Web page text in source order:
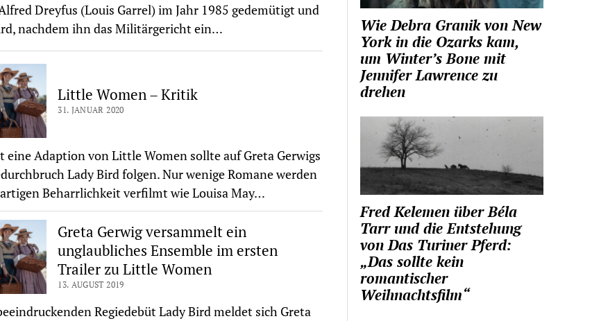
Dreyfus (Louis Garrel) im Jahr 1985 gedemütigt und
nachdem ihn das Militärgericht ein…
Little Women – Kritik
31. JANUAR 2020
eine Adaption von Little Women sollte auf Greta Gerwigs
Lady Bird folgen. Nur wenige Romane werden
Beharrlichkeit verfilmt wie Louisa May…
Greta Gerwig versammelt ein
unglaubliches Ensemble im ersten
Trailer zu Little Women
13. AUGUST 2019
Regiedebüt Lady Bird meldet sich Greta
Wie Debra Granik von New
York in die Ozarks kam,
um Winter’s Bone mit
Jennifer Lawrence zu
drehen
Fred Kelemen über Béla
Tarr und die Entstehung
von Das Turiner Pferd:
„Das sollte kein
romantischer
Weihnachtsfilm“